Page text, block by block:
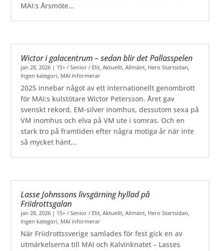
MAI:s Årsmöte...
Wictor i galacentrum – sedan blir det Pallasspelen
jan 28, 2026 | 15+ / Senior / Elit,Aktuellt,Allmänt, Hero Startsidan,
Ingen kategori, MAI informerar
2025 innebar något av ett internationellt genombrott
för MAI:s kulstötare Wictor Petersson. Året gav
svenskt rekord, EM-silver inomhus, dessutom sexa på
VM inomhus och elva på VM ute i somras. Och en
stark tro på framtiden efter några motiga år när inte
så mycket hänt...
Lasse Johnssons livsgärning hyllad på
Friidrottsgalan
jan 28, 2026 | 15+ / Senior / Elit,Aktuellt,Allmänt, Hero Startsidan,
Ingen kategori, MAI informerar
När Friidrottssverige samlades för fest gick en av
utmärkelserna till MAI och Kalvinknatet – Lasses